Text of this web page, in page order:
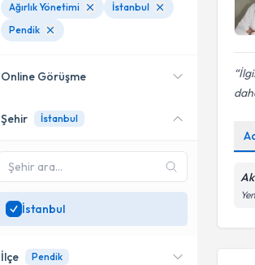
Ağırlık Yönetimi
İstanbul
Pendik
Online Görüşme
Online danışmanlık sunan
Sadeceİstanbul
uzman ara
Şehir İstanbul
İstanbul
İlçe Pendik